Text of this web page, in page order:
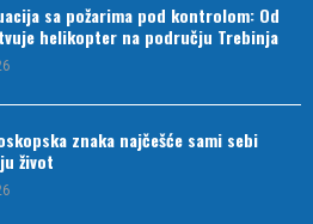
sa požarima pod kontrolom: Od
helikopter na području Trebinja
znaka najčešće sami sebi
život